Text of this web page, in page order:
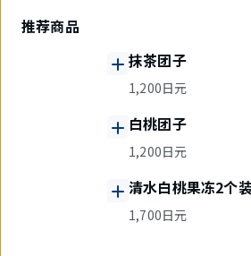
推荐商品
抹茶团子
1,200日元
白桃团子
1,200日元
清水白桃果冻2个
1,700日元